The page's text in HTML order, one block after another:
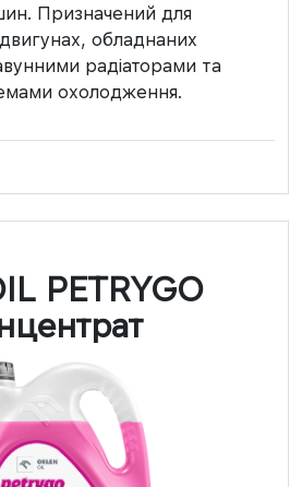
Призначений для
обладнаних
радіаторами та
охолодження.
PETRYGO